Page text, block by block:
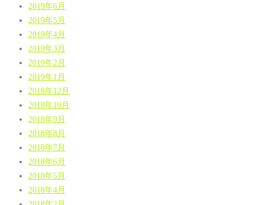
2019年6月
2019年5月
2019年4月
2019年3月
2019年2月
2019年1月
2018年12月
2018年10月
2018年9月
2018年8月
2018年7月
2018年6月
2018年5月
2018年4月